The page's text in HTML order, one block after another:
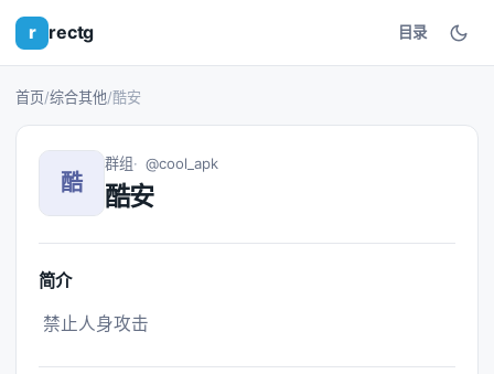
r rectg 目录
首页/综合其他/酷安
酷
群组 @cool_apk
酷安
简介
禁止人身攻击